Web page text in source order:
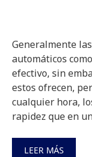
Generalmente
automáticos
efectivo, sin
estos ofrecen,
cualquier hora,
rapidez que en
LEER MÁS